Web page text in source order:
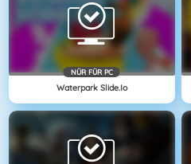
NÜR FÜR PC
Waterpark Slide.io